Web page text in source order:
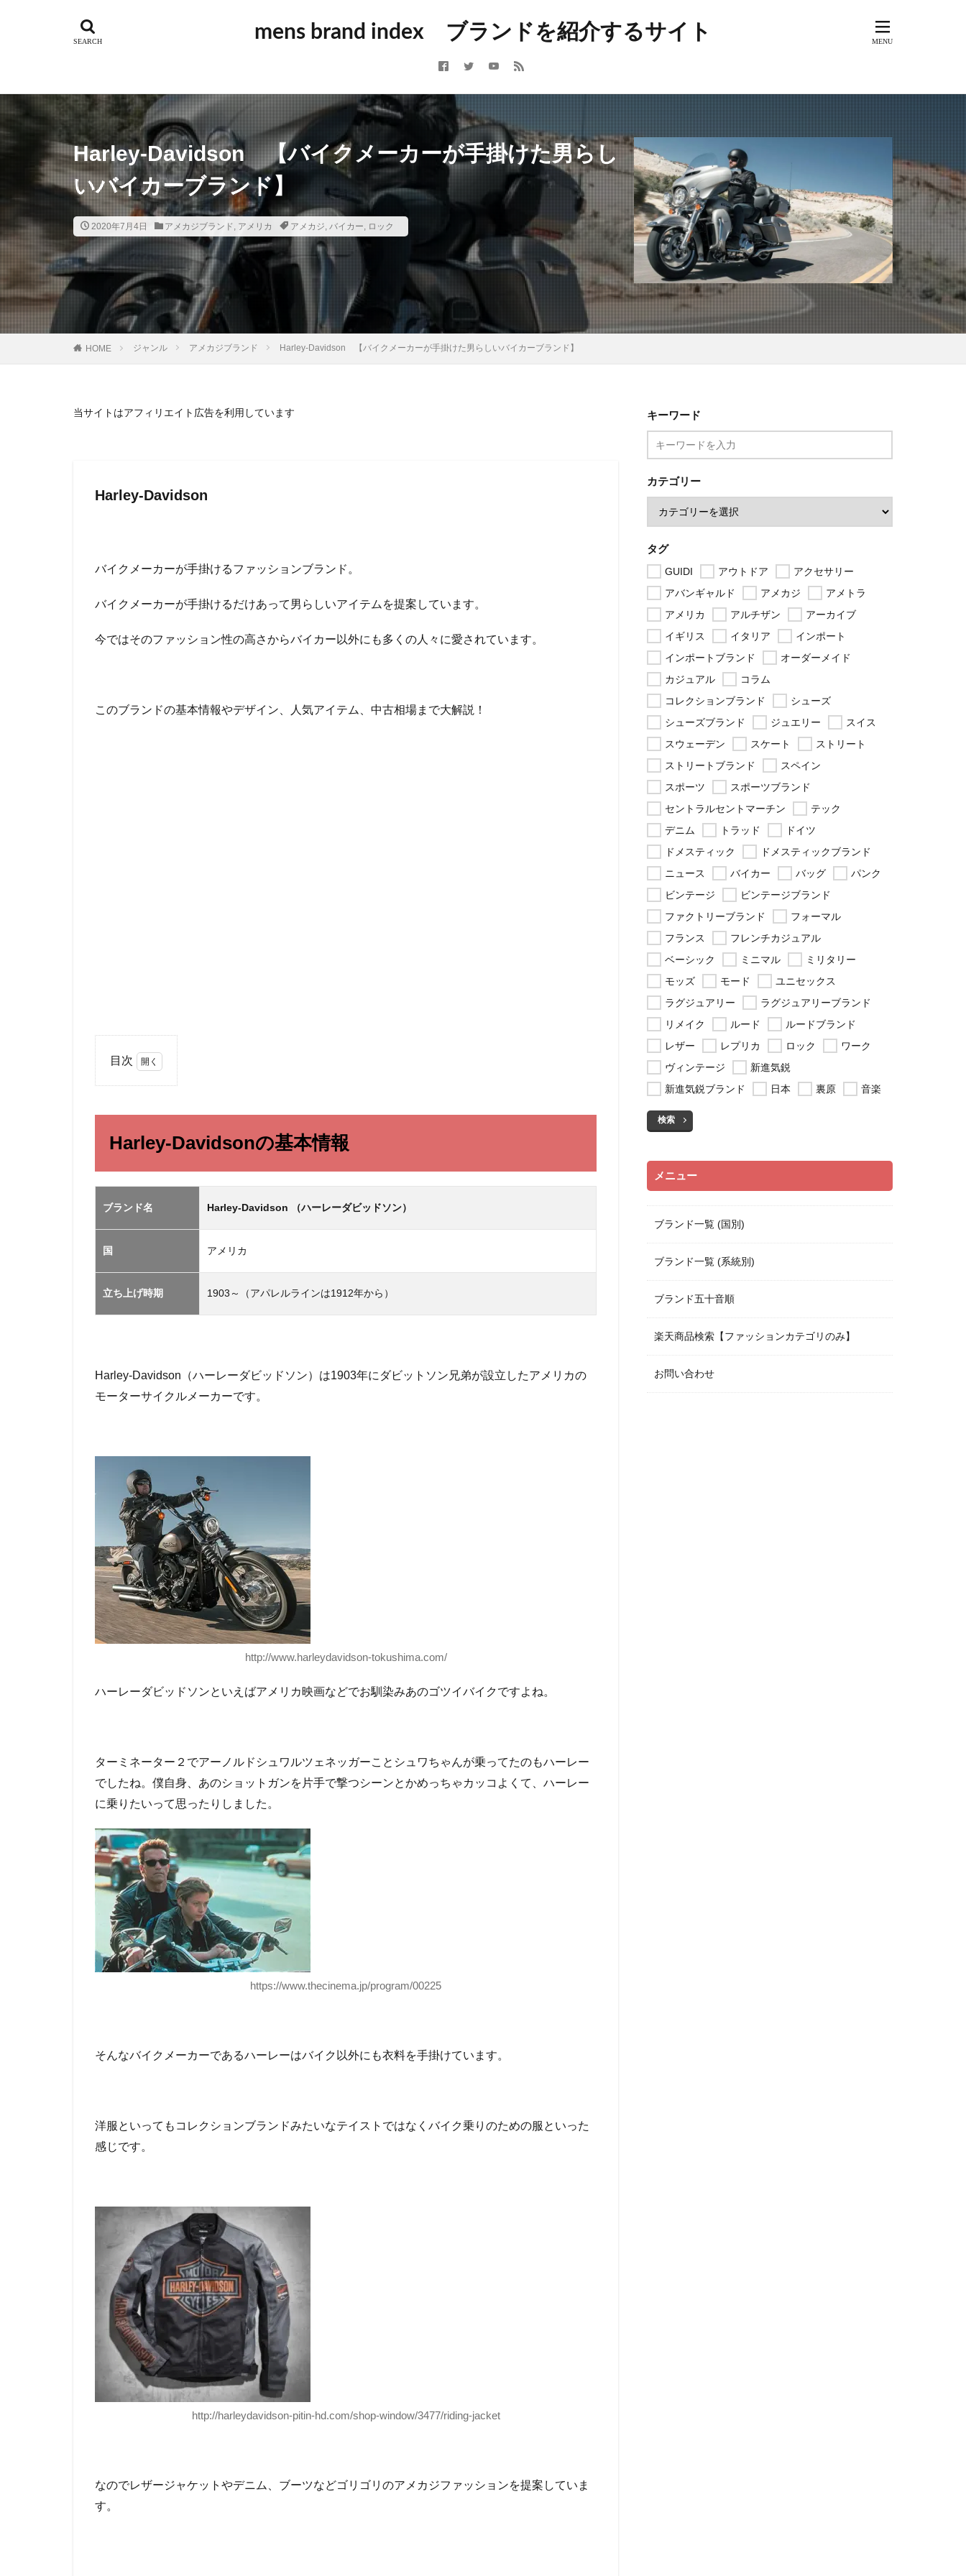
mens brand index ブランドを紹介するサイト
Harley-Davidson 【バイクメーカーが手掛けた男らし
いバイカーブランド】
2020年7月4日 アメカジブランド, アメリカ アメカジ, バイカー, ロック
HOME ジャンル アメカジブランド Harley-Davidson 【バイクメーカーが手掛けた男らしいバイカーブランド】
当サイトはアフィリエイト広告を利用しています
Harley-Davidson
バイクメーカーが手掛けるファッションブランド。
バイクメーカーが手掛けるだけあって男らしいアイテムを提案しています。
今ではそのファッション性の高さからバイカー以外にも多くの人々に愛されています。
このブランドの基本情報やデザイン、人気アイテム、中古相場まで大解説！
目次
Davidson
報
Harley-
の服の中
古相場
外
部
サ
イ
Harley-Davidsonの基本情報
ブランド名 Harley-Davidson （ハーレーダビッドソン）
国 アメリカ
立ち上げ時期 1903～（アパレルラインは1912年から）
Harley-Davidson（ハーレーダビッドソン）は1903年にダビットソン兄弟が設立したアメリカの
モーターサイクルメーカーです。
http://www.harleydavidson-tokushima.com/
ハーレーダビッドソンといえばアメリカ映画などでお馴染みあのゴツイバイクですよね。
ターミネーター２でアーノルドシュワルツェネッガーことシュワちゃんが乗ってたのもハーレー
でしたね。僕自身、あのショットガンを片手で撃つシーンとかめっちゃカッコよくて、ハーレー
に乗りたいって思ったりしました。
https://www.thecinema.jp/program/00225
そんなバイクメーカーであるハーレーはバイク以外にも衣料を手掛けています。
洋服といってもコレクションブランドみたいなテイストではなくバイク乗りのための服といった
感じです。
http://harleydavidson-pitin-hd.com/shop-window/3477/riding-jacket
なのでレザージャケットやデニム、ブーツなどゴリゴリのアメカジファッションを提案していま
す。
キーワード
カテゴリー
タグ
GUIDI アウトドア
アクセサリー
アバンギャルド
アメカジ
アメトラ
アメリカ
アルチザン
アーカイブ
イギリス
イタリア
インポート
インポートブランド
オーダーメイド
カジュアル
コラム
コレクションブランド
シューズ
シューズブランド
ジュエリー
スイス
スウェーデン
スケート
ストリート
ストリートブランド
スペイン
スポーツ
スポーツブランド
セントラルセントマーチン
テック
デニム
トラッド
ドイツ
ドメスティック
ドメスティックブランド
ニュース
バイカー バッグ
パンク
ビンテージ
ビンテージブランド
ファクトリーブランド
フォーマル
フランス
フレンチカジュアル
ベーシック
ミニマル
ミリタリー
モッズ
モード
ユニセックス
ラグジュアリー
ラグジュアリーブランド
リメイク
ルード
ルードブランド
レザー
レプリカ ロック
ワーク
ヴィンテージ
新進気鋭
新進気鋭ブランド
日本 裏原 音楽
検索
メニュー
ブランド一覧 (国別)
ブランド一覧 (系統別)
ブランド五十音順
楽天商品検索【ファッションカテゴリのみ】
お問い合わせ
アルチザン アーカイブ イギリス イタリア インポート インポートブランド
スケート ストリート
スポーツ スポーツブランド セントラルセントマーチン テック デニム トラッド ドイツ
ドメスティック ドメスティックブランド ニュース バイカー バッグ パンク ビンテージ
ビンテージブランド ファクトリーブランド フォーマル フランス フレンチカジュアル
ベーシック ミニマル ミリタリー モッズ モード ユニセックス ラグジュアリー
ラグジュアリーブランド リメイク ルード ルードブランド レザー レプリカ ロック
ワーク ヴィンテージ 新進気鋭 新進気鋭ブランド 日本 裏原 音楽
検索